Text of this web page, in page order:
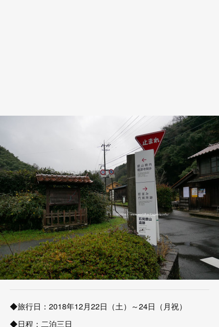
◆旅行日：2018年12月22日（土）～24日（月祝）
◆日程：二泊三日